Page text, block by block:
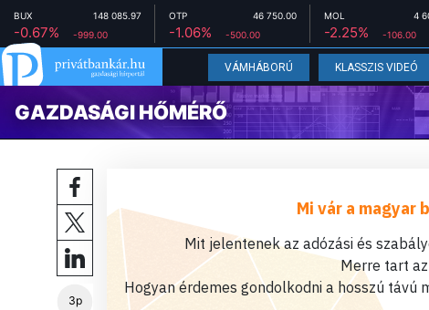
BUX 148 085.97
-0.67% -999.00
OTP 46 750.00
-1.06% -500.00
MOL 4
-2.25% -106.00
VÁMHÁBORÚ KLASSZIS VIDEÓ
GAZDASÁGI HŐMÉRŐ
3p
Mi vár a magyar
Mit jelentenek az adózási és
Merre tart
Hogyan érdemes gondolkodni a hosszú